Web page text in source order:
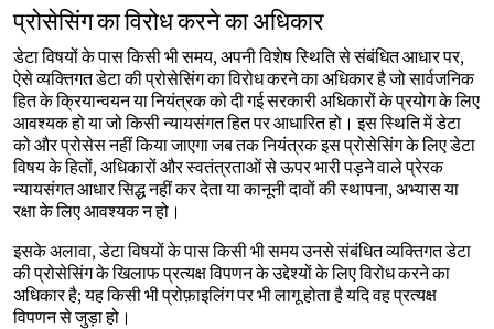
प्रोसेसिंग का विरोध करने का अधिकार
डेटा विषयों के पास किसी भी समय, अपनी विशेष स्थिति से संबंधित आधार पर,
ऐसे व्यक्तिगत डेटा की प्रोसेसिंग का विरोध करने का अधिकार है जो सार्वजनिक
हित के क्रियान्वयन या नियंत्रक को दी गई सरकारी अधिकारों के प्रयोग के लिए
आवश्यक हो या जो किसी न्यायसंगत हित पर आधारित हो। इस स्थिति में डेटा
को और प्रोसेस नहीं किया जाएगा जब तक नियंत्रक इस प्रोसेसिंग के लिए डेटा
विषय के हितों, अधिकारों और स्वतंत्रताओं से ऊपर भारी पड़ने वाले प्रेरक
न्यायसंगत आधार सिद्ध नहीं कर देता या कानूनी दावों की स्थापना, अभ्यास या
रक्षा के लिए आवश्यक न हो।
इसके अलावा, डेटा विषयों के पास किसी भी समय उनसे संबंधित व्यक्तिगत डेटा
की प्रोसेसिंग के खिलाफ प्रत्यक्ष विपणन के उद्देश्यों के लिए विरोध करने का
अधिकार है; यह किसी भी प्रोफ़ाइलिंग पर भी लागू होता है यदि वह प्रत्यक्ष
विपणन से जुड़ा हो।